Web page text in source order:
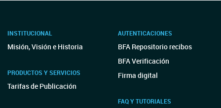
INSTITUCIONAL
Misión, Visión e Historia
PRODUCTOS Y SERVICIOS
Tarifas de Publicación
AUTENTICACIONES
BFA Repositorio recibos
BFA Verificación
Firma digital
FAQ Y TUTORIALES